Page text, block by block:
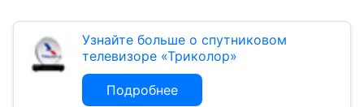
Узнайте больше о спутниковом
телевизоре «Триколор»
Подробнее